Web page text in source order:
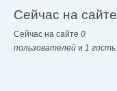
Сейчас на сайте
Сейчас на сайте 0
пользователей и 1 гость